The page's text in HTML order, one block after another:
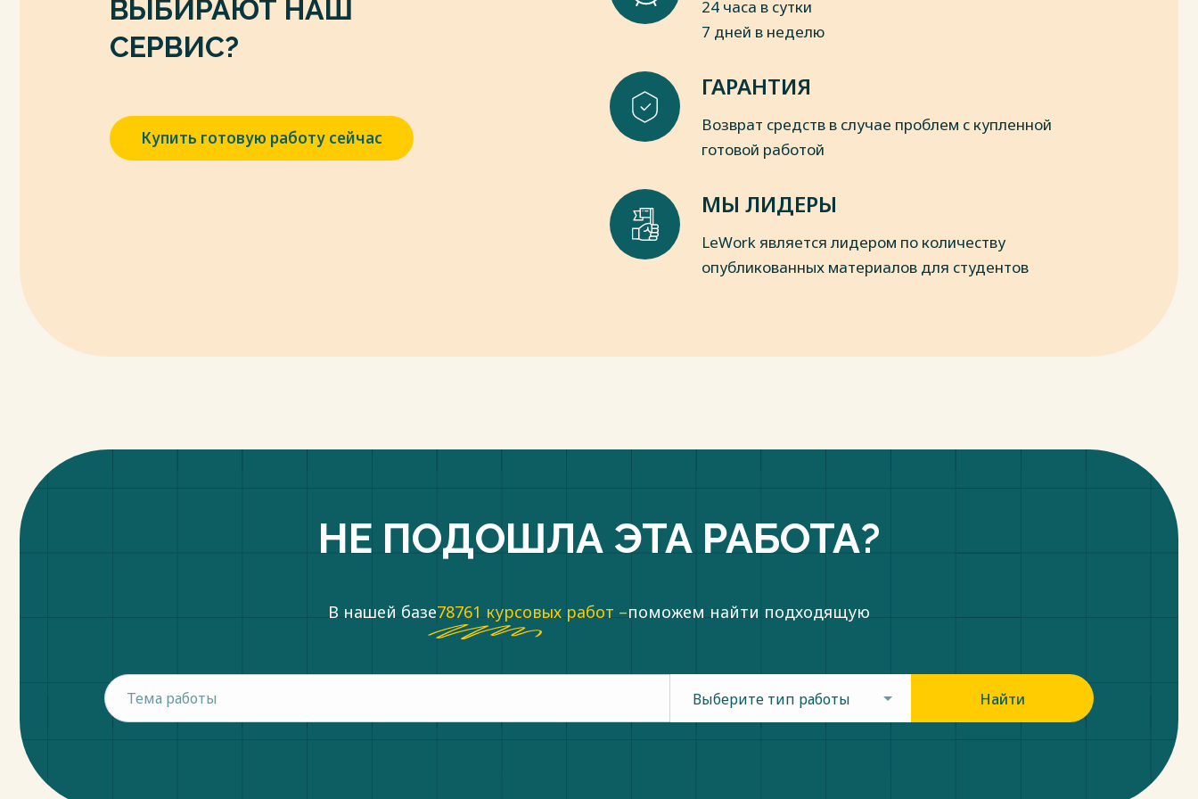
эффективности деятельности органов местного самоуправления городских
округов и муниципальных районов».
11. Устав города Смоленска. Принят решением 17-й сессии Смоленского
12. Постановление Администрации города Смоленска от 1.04.2013 N 589-адм
«Об утверждении концепции информационной политики Администрации
города Смоленска».
ВЫБИРАЮТ НАШ
СЕРВИС?
Купить готовую работу сейчас
24 часа в сутки
7 дней в неделю
ГАРАНТИЯ
Возврат средств в случае проблем с купленной
готовой работой
МЫ ЛИДЕРЫ
LeWork является лидером по количеству
опубликованных материалов для студентов
НЕ ПОДОШЛА ЭТА РАБОТА?
В нашей базе78761 курсовых работ –поможем найти подходящую
Выберите тип работы Найти